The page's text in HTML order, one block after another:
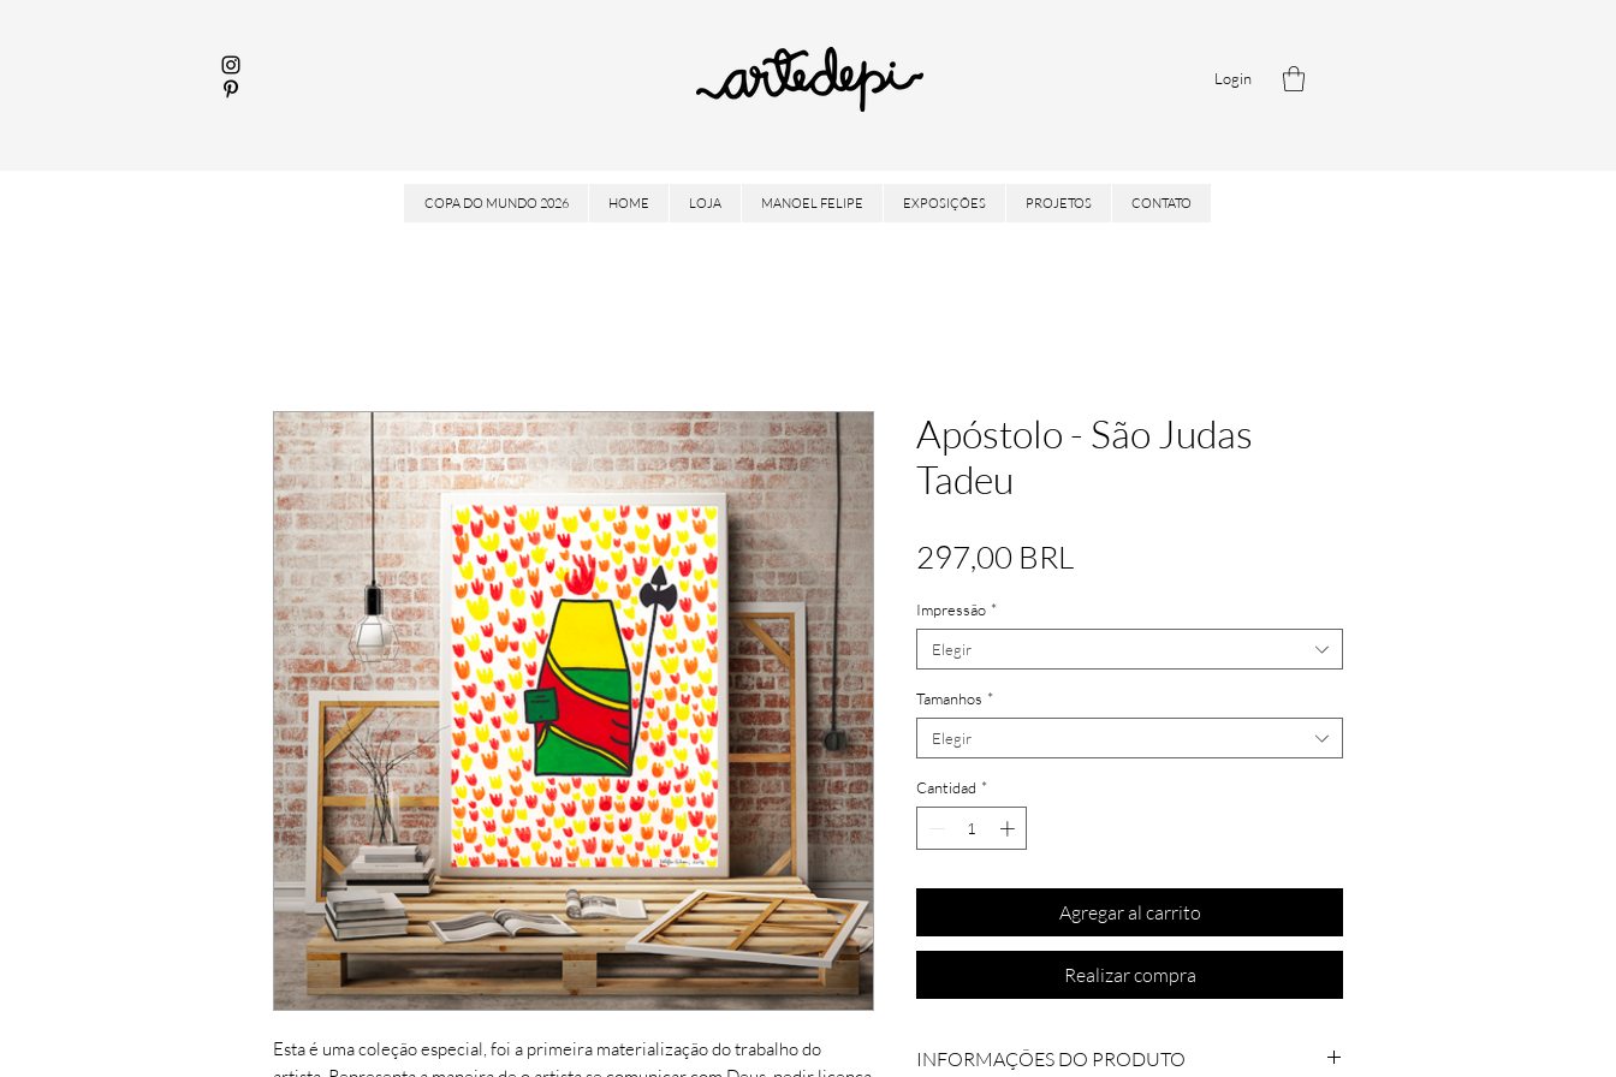
Login
COPA DO MUNDO 2026 HOME LOJA MANOEL FELIPE EXPOSIÇÕES PROJETOS CONTATO
Esta é uma coleção especial, foi a primeira materialização do trabalho do
Apóstolo - São Judas
Tadeu
297,00 BRL
Impressão *
Elegir
Tamanhos *
Elegir
Cantidad *
Agregar al carrito
Realizar compra
INFORMAÇÕES DO PRODUTO